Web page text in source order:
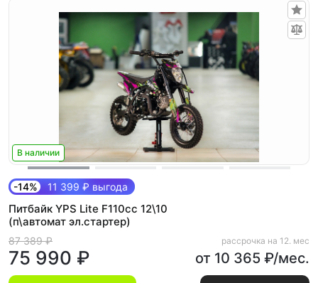
В наличии
-14% 11 399 ₽ выгода
Питбайк YPS Lite F110cc 12\10
(п\автомат эл.стартер)
87 389 ₽
75 990 ₽
рассрочка на 12. мес
от 10 365 ₽/мес.